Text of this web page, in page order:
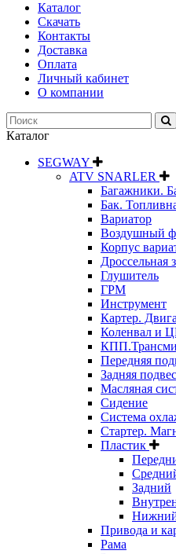
Каталог
Скачать
Контакты
Доставка
Оплата
Личный кабинет
О компании
Каталог
SEGWAY
ATV SNARLER
Багажники.
Бак.
Вариатор
Воздушный
Корпус
Дроссельная
Глушитель
ГРМ
Инструмент
Картер.
Коленвал и
Передняя
Задняя
Масляная
Сидение
Система
Стартер.
Пластик
Задний
Привода и
Рама